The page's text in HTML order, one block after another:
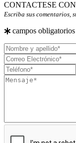
CONTACTESE
Escriba sus comentarios,
campos obligatorios
Nombre
y
apellido
Correo
Electrónico
Teléfono
Mensaje